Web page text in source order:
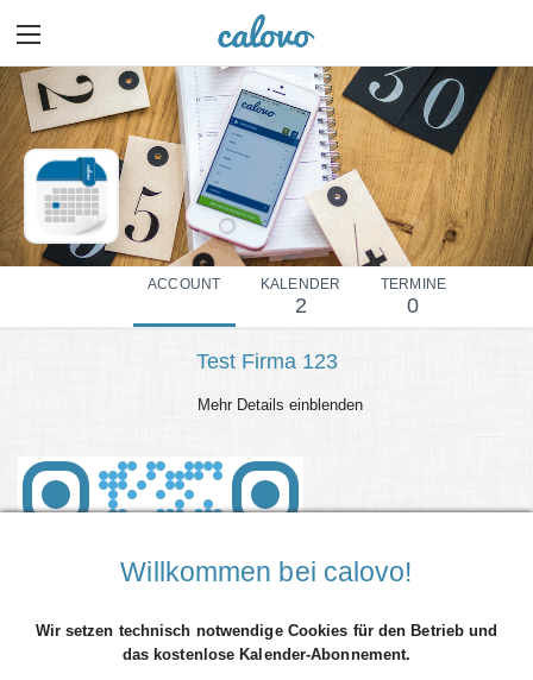
ACCOUNT KALENDER
2
TERMINE
0
Test Firma 123
Mehr Details einblenden
Willkommen bei calovo!
Wir setzen technisch notwendige Cookies für den Betrieb und
das kostenlose Kalender-Abonnement.